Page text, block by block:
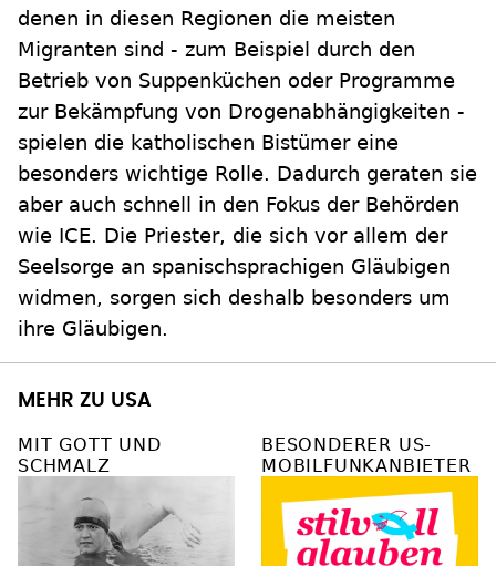
denen in diesen Regionen die meisten
Migranten sind - zum Beispiel durch den
Betrieb von Suppenküchen oder Programme
zur Bekämpfung von Drogenabhängigkeiten -
spielen die katholischen Bistümer eine
besonders wichtige Rolle. Dadurch geraten sie
aber auch schnell in den Fokus der Behörden
wie ICE. Die Priester, die sich vor allem der
Seelsorge an spanischsprachigen Gläubigen
widmen, sorgen sich deshalb besonders um
ihre Gläubigen.
MEHR ZU USA
MIT GOTT UND
SCHMALZ
BESONDERER US-
MOBILFUNKANBIETER